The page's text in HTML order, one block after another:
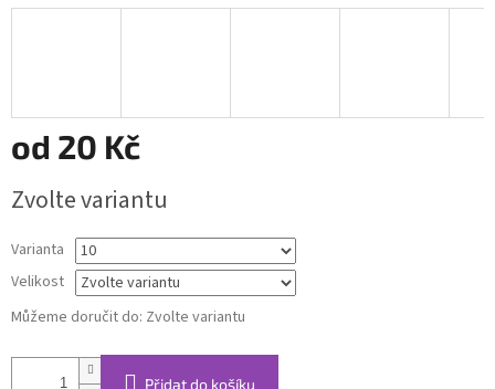
od 20 Kč
cena:
Zvolte variantu
Varianta
Velikost
Můžeme doručit do: Zvolte variantu
Přidat do košíku